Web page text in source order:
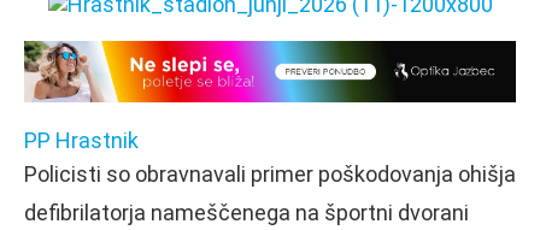
PP Hrastnik
Policisti so obravnavali primer poškodovanja ohišja
defibrilatorja nameščenega na športni dvorani